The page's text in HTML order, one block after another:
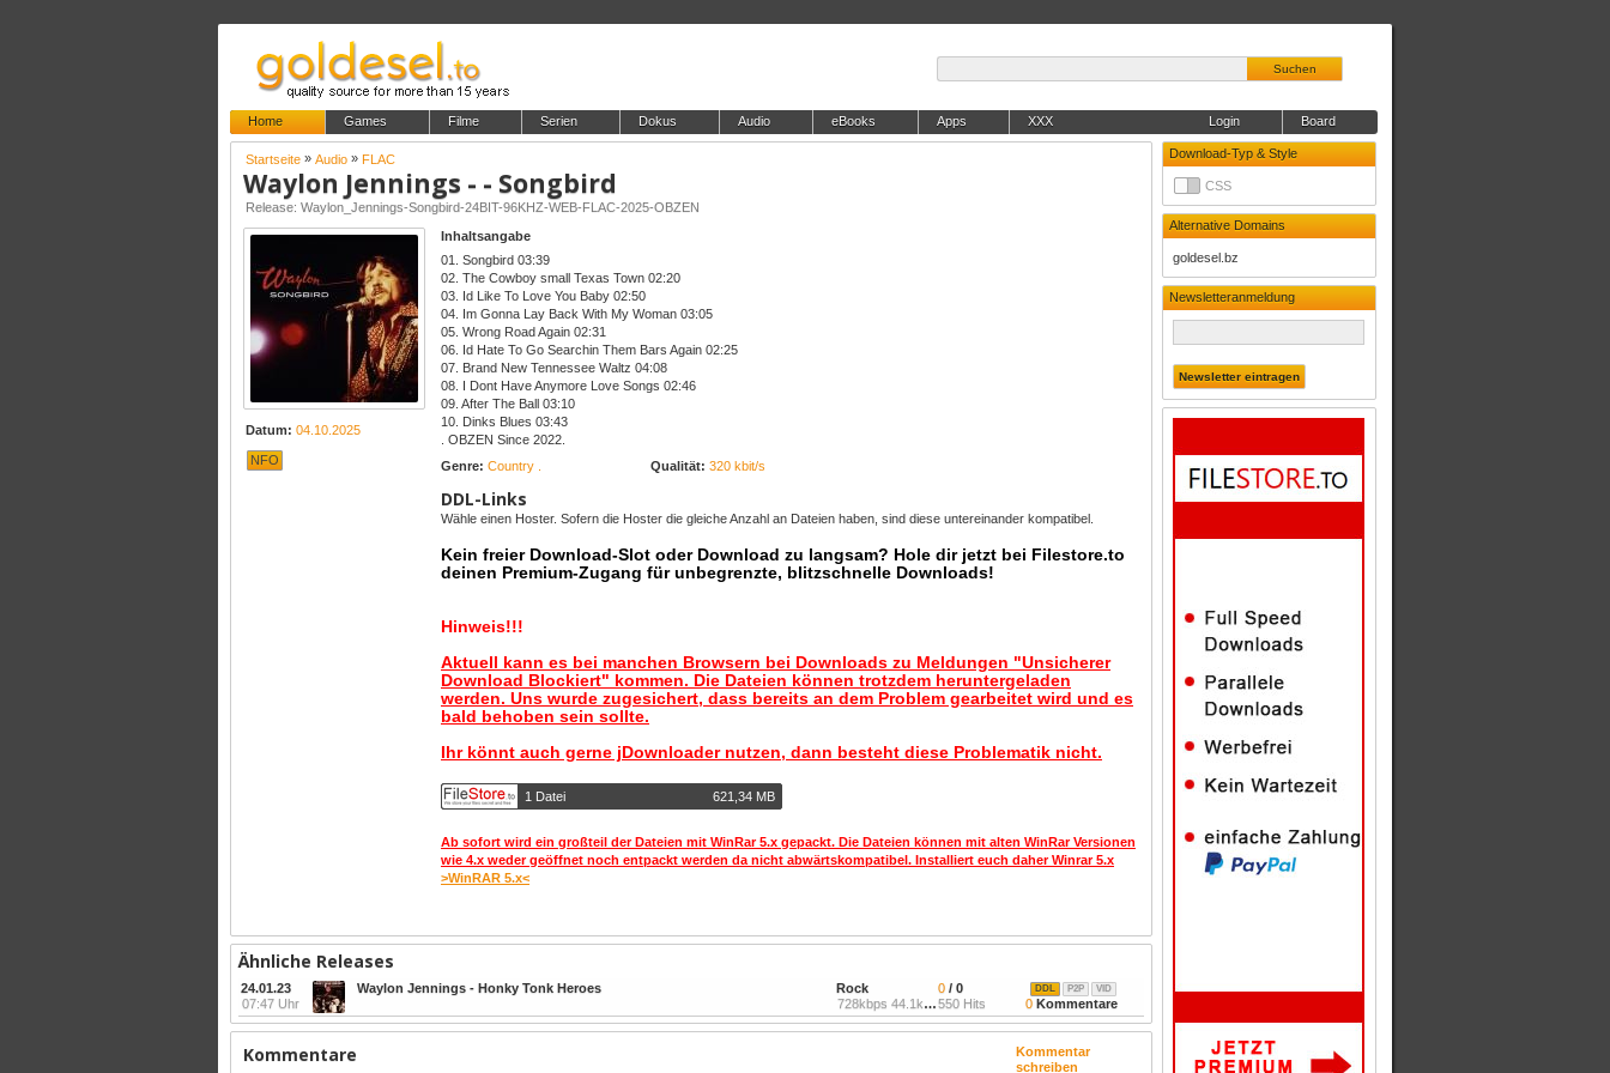
Suchen
Home Games Filme Serien Dokus Audio eBooks Apps XXX Board
Login
Download-Typ & Style
CSS
Alternative Domains
goldesel.bz
Newsletteranmeldung
Startseite » Audio » FLAC
Waylon Jennings - - Songbird
Release: Waylon_Jennings-Songbird-24BIT-96KHZ-WEB-FLAC-2025-OBZEN
Datum: 04.10.2025
NFO
Inhaltsangabe
01. Songbird 03:39
02. The Cowboy small Texas Town 02:20
03. Id Like To Love You Baby 02:50
04. Im Gonna Lay Back With My Woman 03:05
05. Wrong Road Again 02:31
06. Id Hate To Go Searchin Them Bars Again 02:25
07. Brand New Tennessee Waltz 04:08
08. I Dont Have Anymore Love Songs 02:46
09. After The Ball 03:10
10. Dinks Blues 03:43
. OBZEN Since 2022.
Genre: Country . Qualität: 320 kbit/s
DDL-Links
Wähle einen Hoster. Sofern die Hoster die gleiche Anzahl an Dateien haben, sind diese untereinander kompatibel.
Kein freier Download-Slot oder Download zu langsam? Hole dir jetzt bei Filestore.to
deinen Premium-Zugang für unbegrenzte, blitzschnelle Downloads!
Hinweis!!!
Aktuell kann es bei manchen Browsern bei Downloads zu Meldungen "Unsicherer
Download Blockiert" kommen. Die Dateien können trotzdem heruntergeladen
werden. Uns wurde zugesichert, dass bereits an dem Problem gearbeitet wird und es
bald behoben sein sollte.
Ihr könnt auch gerne jDownloader nutzen, dann besteht diese Problematik nicht.
1 Datei 621,34 MB
Ab sofort wird ein großteil der Dateien mit WinRar 5.x gepackt. Die Dateien können mit alten WinRar Versionen
wie 4.x weder geöffnet noch entpackt werden da nicht abwärtskompatibel. Installiert euch daher Winrar 5.x
>WinRAR 5.x<
Ähnliche Releases
24.01.23
07:47 Uhr
Waylon Jennings - Honky Tonk Heroes
Rock
728kbps 44.1kHz
0 / 0
550 Hits
VID
P2P
DDL
0 Kommentare
Kommentar
schreiben
Kommentare